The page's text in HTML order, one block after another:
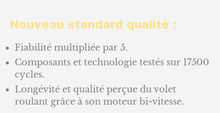
Nouveau standard qualité :
Fiabilité multipliée par 5.
Composants et technologie testés sur 17500
cycles.
Longévité et qualité perçue du volet
roulant grâce à son moteur bi-vitesse.